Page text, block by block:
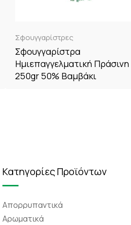
Σφουγγαρίστρες
Σφουγγαρίστρα
Ημιεπαγγελματική Πράσινη
250gr 50% Βαμβάκι
Κατηγορίες Προϊόντων
Απορρυπαντικά
Αρωματικά